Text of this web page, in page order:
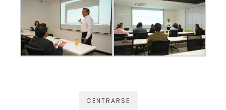
CENTRARSE